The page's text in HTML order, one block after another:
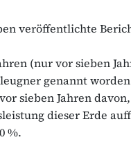
veröffentlichte
(nur vor sieben
genannt
sieben Jahren
dieser Erde
%.